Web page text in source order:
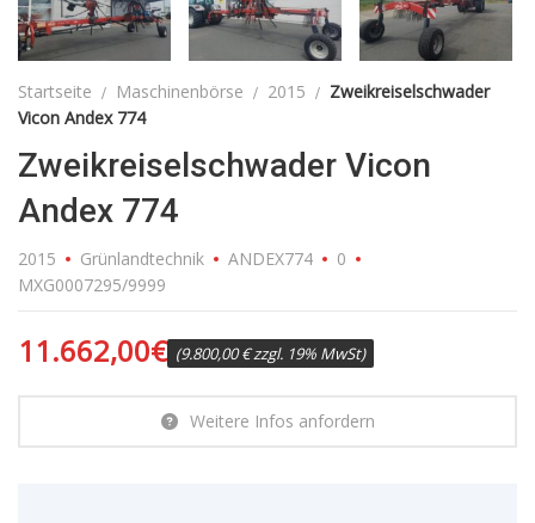
Startseite Maschinenbörse 2015
Zweikreiselschwader
Vicon Andex 774
Zweikreiselschwader Vicon
Andex 774
2015 Grünlandtechnik ANDEX774
0
MXG0007295/9999
11.662,00€ (9.800,00 € zzgl. 19% MwSt)
Weitere Infos anfordern